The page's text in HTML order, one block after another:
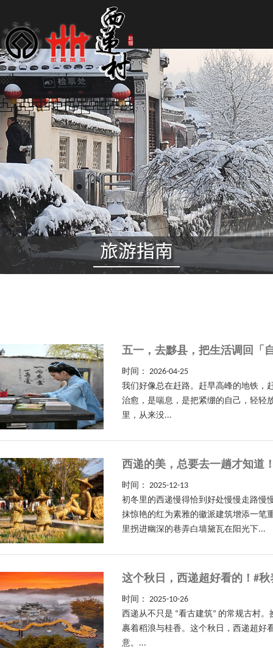
五一，去黟县，把生活调回「
时间： 2026-04-25
我们好像总在赶路。赶早高峰的地铁，
治愈，是喘息，是把紧绷的自己，轻轻
里，从来没...
西递的美，总要去一趟才知道
时间： 2025-12-13
初冬里的西递慢得恰到好处慢慢走路慢
抹惊艳的红为素雅的徽派建筑增添一笔
里拐进幽深的巷弄白墙黛瓦在阳光下...
这个秋日，西递超好看的！#
时间： 2025-10-26
西递从不只是 “看古建筑” 的常规古村
裹着稻浪与桂香。这个秋日，西递超好
意。...